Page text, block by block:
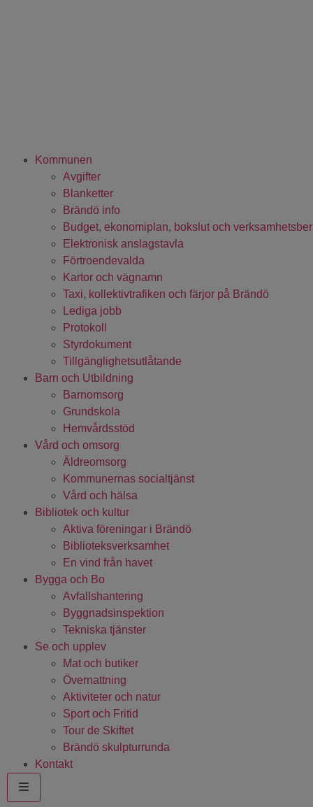
Kommunen
Avgifter
Blanketter
Brändö info
Budget, ekonomiplan, bokslut och
Elektronisk anslagstavla
Förtroendevalda
Kartor och vägnamn
Taxi, kollektivtrafiken och färjor på Brändö
Lediga jobb
Protokoll
Styrdokument
Tillgänglighetsutlåtande
Barn och Utbildning
Barnomsorg
Grundskola
Hemvårdsstöd
Vård och omsorg
Äldreomsorg
Kommunernas socialtjänst
Vård och hälsa
Bibliotek och kultur
Aktiva föreningar i Brändö
Biblioteksverksamhet
En vind från havet
Bygga och Bo
Avfallshantering
Byggnadsinspektion
Tekniska tjänster
Se och upplev
Mat och butiker
Övernattning
Aktiviteter och natur
Sport och Fritid
Tour de Skiftet
Brändö skulpturrunda
Kontakt